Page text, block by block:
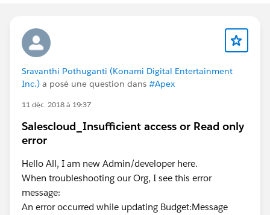
Sravanthi Pothuganti (Konami Digital Entertainment
Inc.) a posé une question dans #Apex
11 déc. 2018 à 19:37
Salescloud_Insufficient access or Read only
error
Hello All, I am new Admin/developer here.
When troubleshooting our Org, I see this error
message:
An error occurred while updating Budget:Message